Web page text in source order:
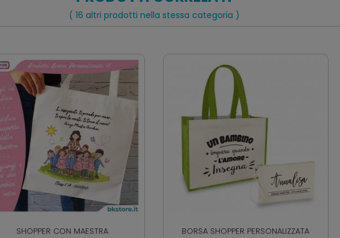
( 16 altri prodotti nella stessa categoria )
SHOPPER CON MAESTRA
BORSA SHOPPER PERSONALIZZATA